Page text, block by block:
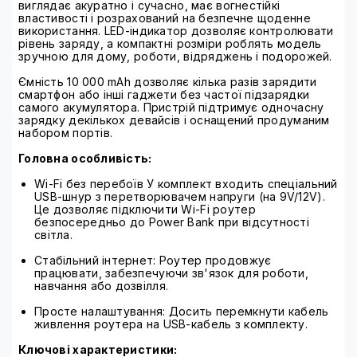
виглядає акуратно і сучасно, має вогнестійкі
властивості і розрахований на безпечне щоденне
використання. LED-індикатор дозволяє контролювати
рівень заряду, а компактні розміри роблять модель
зручною для дому, роботи, відряджень і подорожей.
Ємність 10 000 mAh дозволяє кілька разів зарядити
смартфон або інші гаджети без частої підзарядки
самого акумулятора. Пристрій підтримує одночасну
зарядку декількох девайсів і оснащений продуманим
набором портів.
Головна особливість:
Wi-Fi без перебоїв У комплект входить спеціальний
USB-шнур з перетворювачем напруги (на 9V/12V).
Це дозволяє підключити Wi-Fi роутер
безпосередньо до Power Bank при відсутності
світла.
Стабільний інтернет: Роутер продовжує
працювати, забезпечуючи зв'язок для роботи,
навчання або дозвілля.
Просте налаштування: Досить перемкнути кабель
живлення роутера на USB-кабель з комплекту.
Ключові характеристики: